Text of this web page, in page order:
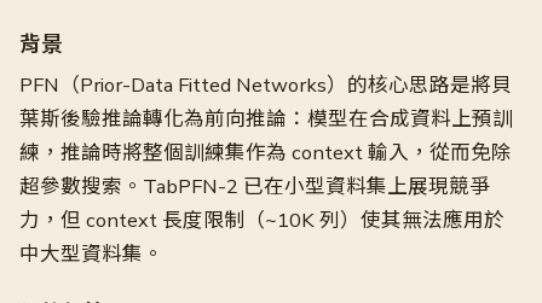
背景
PFN（Prior-Data Fitted Networks）的核心思路是將貝
葉斯後驗推論轉化為前向推論：模型在合成資料上預訓
練，推論時將整個訓練集作為 context 輸入，從而免除
超參數搜索。TabPFN-2 已在小型資料集上展現競爭
力，但 context 長度限制（~10K 列）使其無法應用於
中大型資料集。